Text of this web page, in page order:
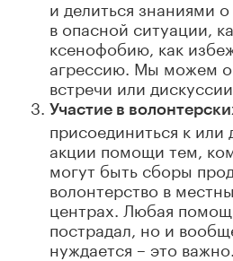
и делиться знаниями
в опасной ситуации,
ксенофобию, как
агрессию. Мы можем
встречи или
Участие в
присоединиться к или
акции помощи тем,
могут быть сборы
волонтерство в
центрах. Любая
пострадал, но и
нуждается – это важно.